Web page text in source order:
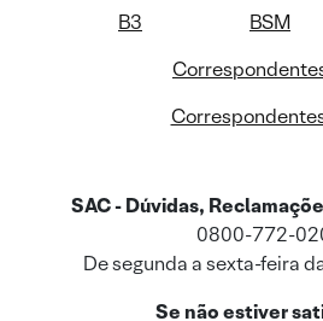
B3 BSM
SAC - Dúvidas,
0800-772-
De segunda a sexta-feira
Se não estiver